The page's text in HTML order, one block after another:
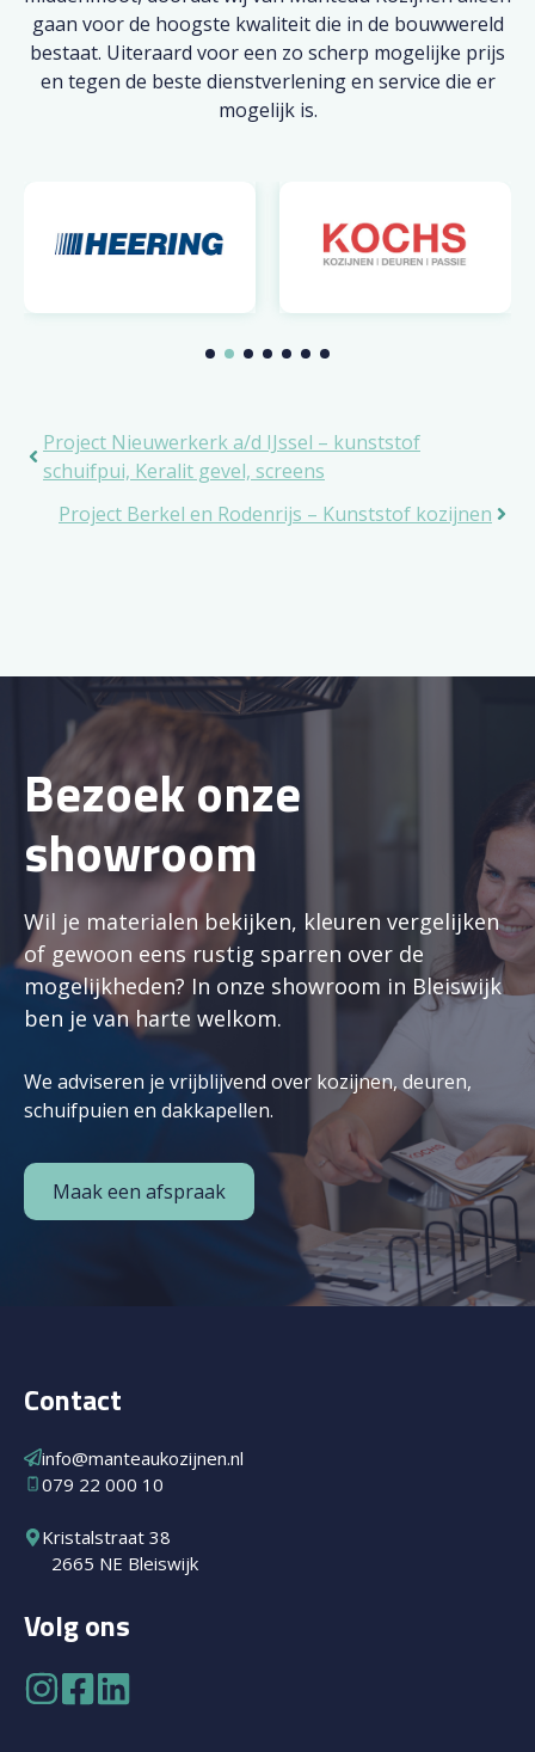
gaan voor de hoogste kwaliteit die in de bouwwereld
bestaat. Uiteraard voor een zo scherp mogelijke prijs
en tegen de beste dienstverlening en service die er
mogelijk is.
Project Nieuwerkerk a/d IJssel – kunststof
schuifpui, Keralit gevel, screens
Project Berkel en Rodenrijs – Kunststof kozijnen
Bezoek onze
showroom
Wil je materialen bekijken, kleuren vergelijken
of gewoon eens rustig sparren over de
mogelijkheden? In onze showroom in Bleiswijk
ben je van harte welkom.
We adviseren je vrijblijvend over kozijnen, deuren,
schuifpuien en dakkapellen.
Maak een afspraak
Contact
info@manteaukozijnen.nl
079 22 000 10
Kristalstraat 38
2665 NE Bleiswijk
Volg ons